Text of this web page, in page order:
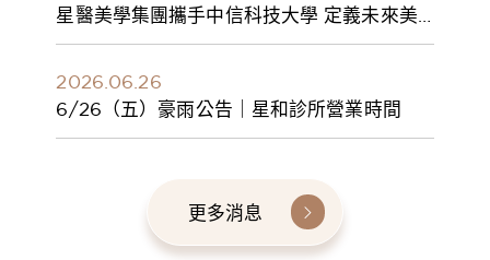
星醫美學集團攜手中信科技大學 定義未來美
學人才新標準 建構健康美學產學共育模式 串
2026.06.26
6/26（五）豪雨公告｜星和診所營業時間
更多消息